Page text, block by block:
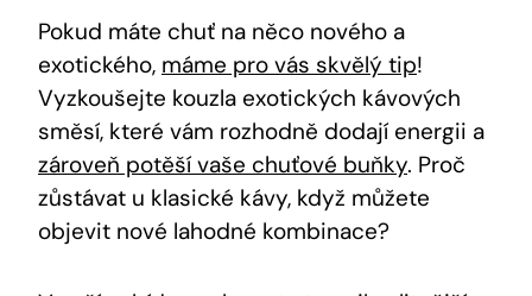
Pokud máte chuť na něco nového a
exotického, máme pro vás skvělý tip!
Vyzkoušejte kouzla exotických kávových
směsí, které vám rozhodně dodají energii a
zároveň potěší vaše chuťové buňky. Proč
zůstávat u klasické kávy, když můžete
objevit nové lahodné kombinace?